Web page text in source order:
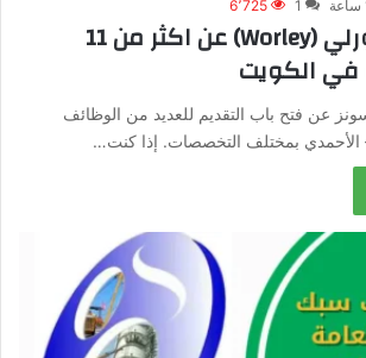
1 6٬725
تعلن شركة وورلي (Worley) عن اكثر من 11
الكويت
عن فتح باب التقديم للعديد من الوظائف
الأحمدي بمختلف التخصصات. إذا كنت…